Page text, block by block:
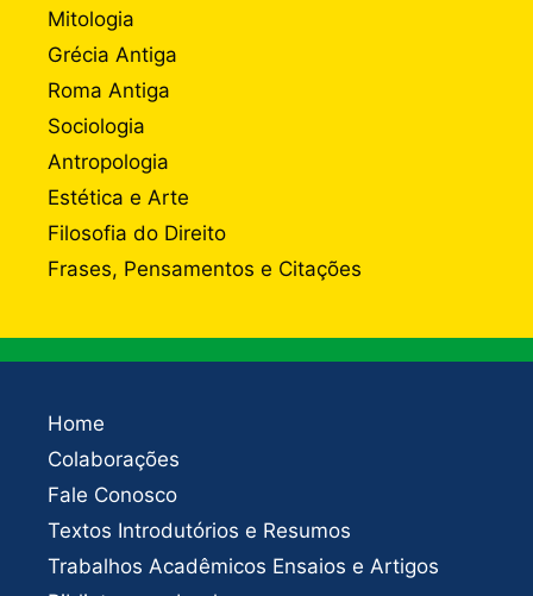
Mitologia
Grécia Antiga
Roma Antiga
Sociologia
Antropologia
Estética e Arte
Filosofia do Direito
Frases, Pensamentos e Citações
Home
Colaborações
Fale Conosco
Textos Introdutórios e Resumos
Trabalhos Acadêmicos Ensaios e Artigos